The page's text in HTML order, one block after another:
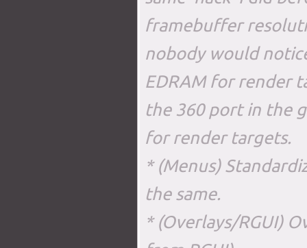
framebuffer
nobody would
EDRAM for render
the 360 port in the
for render targets.
* (Menus)
the same.
* (Overlays/RGUI)